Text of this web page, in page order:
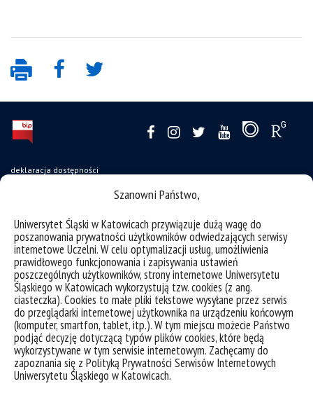
Szanowni Państwo,
Uniwersytet Śląski w Katowicach przywiązuje dużą wagę do
poszanowania prywatności użytkowników odwiedzających serwisy
internetowe Uczelni. W celu optymalizacji usług, umożliwienia
prawidłowego funkcjonowania i zapisywania ustawień
poszczególnych użytkowników, strony internetowe Uniwersytetu
Śląskiego w Katowicach wykorzystują tzw. cookies (z ang.
ciasteczka). Cookies to małe pliki tekstowe wysyłane przez serwis
do przeglądarki internetowej użytkownika na urządzeniu końcowym
(komputer, smartfon, tablet, itp.). W tym miejscu możecie Państwo
podjąć decyzję dotyczącą typów plików cookies, które będą
wykorzystywane w tym serwisie internetowym. Zachęcamy do
zapoznania się z Polityką Prywatności Serwisów Internetowych
Uniwersytetu Śląskiego w Katowicach.
deklaracja dostępności
Wydział Humanistyczny Uniwersytet Śląski w Katowicach
ul. Uniwersytecka 4, 40-007 Katowice
tel. +48 32 2009 263, +48 32 2009 267
ul. Grota-Roweckiego 5, 41-200 Sosnowiec
tel. +48 32 364 08 28
ul. Bankowa 11, 40-007 Katowice
e-mail:wh@us.edu.pl